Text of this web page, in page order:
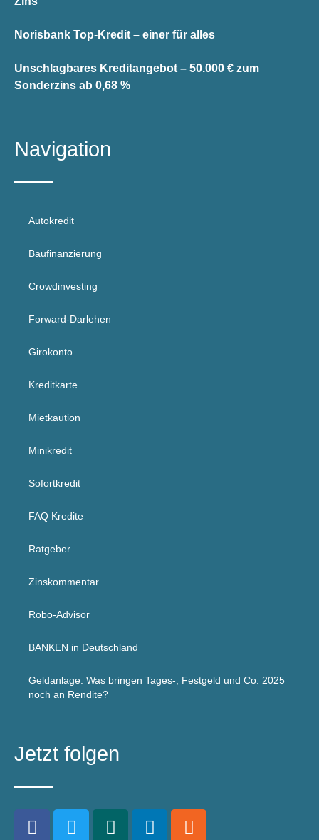
Norisbank Top-Kredit – einer für alles
Unschlagbares Kreditangebot – 50.000 € zum
Sonderzins ab 0,68 %
Navigation
Autokredit
Baufinanzierung
Crowdinvesting
Forward-Darlehen
Girokonto
Kreditkarte
Mietkaution
Minikredit
Sofortkredit
FAQ Kredite
Ratgeber
Zinskommentar
Robo-Advisor
BANKEN in Deutschland
Geldanlage: Was bringen Tages-, Festgeld und Co. 2025
noch an Rendite?
Jetzt folgen